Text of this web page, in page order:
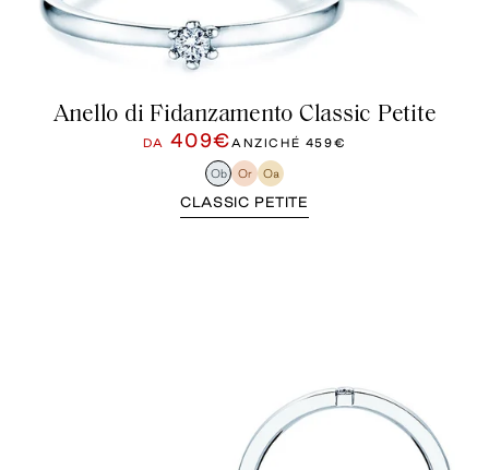
Anello di Fidanzamento Classic Petite
DA 409€ANZICHÉ 459€
Ob Or Oa
CLASSIC PETITE